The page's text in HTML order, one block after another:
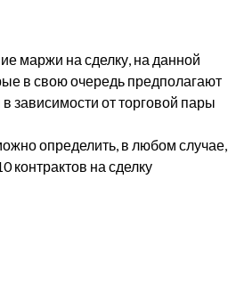
маржи на сделку, на данной
в свою очередь предполагают
зависимости от торговой пары
определить, в любом случае,
контрактов на сделку